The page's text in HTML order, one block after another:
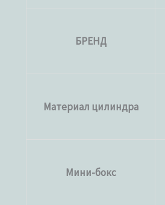
БРЕНД
Материал цилиндра
Мини-бокс